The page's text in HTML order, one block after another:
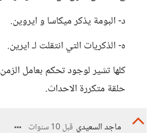
د- البومة يذكر ميكاسا و ايروين.
ه- الذكريات التي انتقلت لـ ايرين.
كلها تشير لوجود تحكم بعامل
حلقة متكررة الاحداث.
ماجد السعيدي قبل 10 سنوات